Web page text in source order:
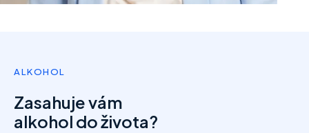
ALKOHOL
Zasahuje vám
alkohol do života?